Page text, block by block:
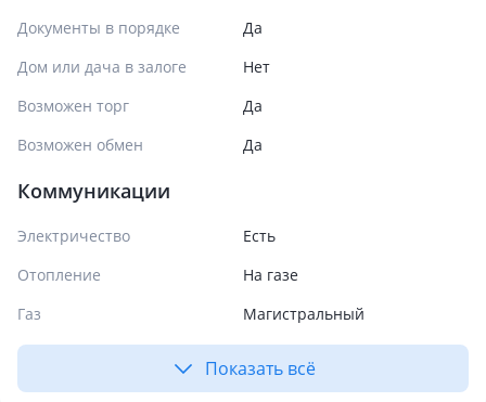
Документы в порядке
Да
Дом или дача в залоге
Нет
Возможен торг
Да
Возможен обмен
Да
Коммуникации
Электричество
Есть
Отопление
На газе
Газ
Магистральный
Показать всё